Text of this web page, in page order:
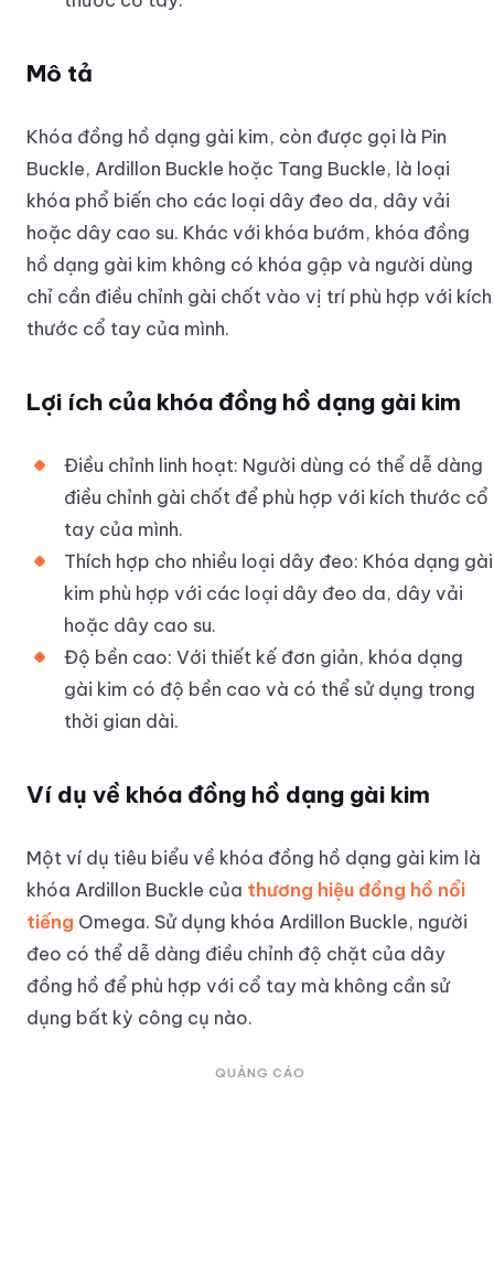
Mô tả
Khóa đồng hồ dạng gài kim, còn được gọi là Pin
Buckle, Ardillon Buckle hoặc Tang Buckle, là loại
khóa phổ biến cho các loại dây đeo da, dây vải
hoặc dây cao su. Khác với khóa bướm, khóa đồng
hồ dạng gài kim không có khóa gập và người dùng
chỉ cần điều chỉnh gài chốt vào vị trí phù hợp với kích
thước cổ tay của mình.
Lợi ích của khóa đồng hồ dạng gài kim
Điều chỉnh linh hoạt: Người dùng có thể dễ dàng
điều chỉnh gài chốt để phù hợp với kích thước cổ
tay của mình.
Thích hợp cho nhiều loại dây đeo: Khóa dạng gài
kim phù hợp với các loại dây đeo da, dây vải
hoặc dây cao su.
Độ bền cao: Với thiết kế đơn giản, khóa dạng
gài kim có độ bền cao và có thể sử dụng trong
thời gian dài.
Ví dụ về khóa đồng hồ dạng gài kim
Một ví dụ tiêu biểu về khóa đồng hồ dạng gài kim là
khóa Ardillon Buckle của thương hiệu đồng hồ nổi
tiếng Omega. Sử dụng khóa Ardillon Buckle, người
đeo có thể dễ dàng điều chỉnh độ chặt của dây
đồng hồ để phù hợp với cổ tay mà không cần sử
dụng bất kỳ công cụ nào.
QUẢNG CÁO